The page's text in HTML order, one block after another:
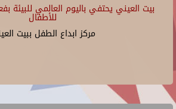
بيت العيني يحتفي باليوم العالمي للبيئة
للأطفال
مركز ابداع الطفل ببيت